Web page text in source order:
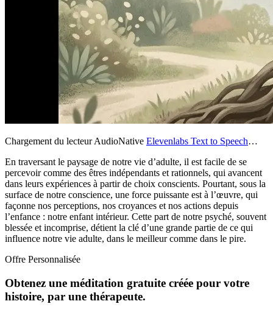
Chargement du lecteur AudioNative Elevenlabs Text to Speech…
En traversant le paysage de notre vie d’adulte, il est facile de se
percevoir comme des êtres indépendants et rationnels, qui avancent
dans leurs expériences à partir de choix conscients. Pourtant, sous la
surface de notre conscience, une force puissante est à l’œuvre, qui
façonne nos perceptions, nos croyances et nos actions depuis
l’enfance : notre enfant intérieur. Cette part de notre psyché, souvent
blessée et incomprise, détient la clé d’une grande partie de ce qui
influence notre vie adulte, dans le meilleur comme dans le pire.
Offre Personnalisée
Obtenez une méditation gratuite créée pour votre
histoire, par une thérapeute.